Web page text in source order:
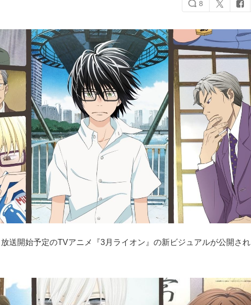
8
送開始予定のTVアニメ『3月ライオン』の新ビジュアルが公開され